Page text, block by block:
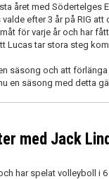
året med Södertelges
efter 3 år på RIG
för varje år och har
Lucas tar stora steg
säsong och att
en säsong med detta
med Jack
har spelat volleyboll i